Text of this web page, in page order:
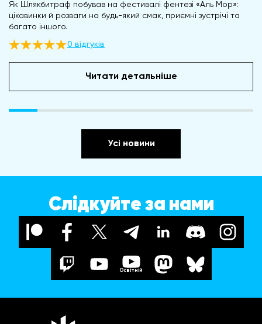
Як Шлякбитраф побував на фестивалі фентезі «Аль Мор»:
цікавинки й розваги на будь-який смак, приємні зустрічі та
багато іншого.
0 відгуків
Читати детальніше
Усі новини
Слідкуйте за нами
Освітній